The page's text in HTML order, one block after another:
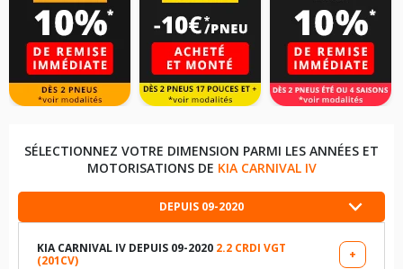
SÉLECTIONNEZ VOTRE DIMENSION PARMI LES ANNÉES ET
MOTORISATIONS DE KIA CARNIVAL IV
DEPUIS 09-2020
KIA CARNIVAL IV DEPUIS 09-2020 2.2 CRDI VGT
(201CV)
+